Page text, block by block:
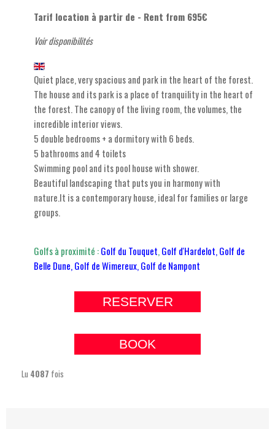
Tarif location à partir de - Rent from 695€
Voir disponibilités
Quiet place, very spacious and park in the heart of the forest.
The house and its park is a place of tranquility in the heart of
the forest. The canopy of the living room, the volumes, the
incredible interior views.
5 double bedrooms + a dormitory with 6 beds.
5 bathrooms and 4 toilets
Swimming pool and its pool house with shower.
Beautiful landscaping that puts you in harmony with
nature.It is a contemporary house, ideal for families or large
groups.
Golfs à proximité :Golf du Touquet,Golf d'Hardelot,Golf de
Belle Dune,Golf de Wimereux,Golf de Nampont
RESERVER
BOOK
Lu 4087 fois